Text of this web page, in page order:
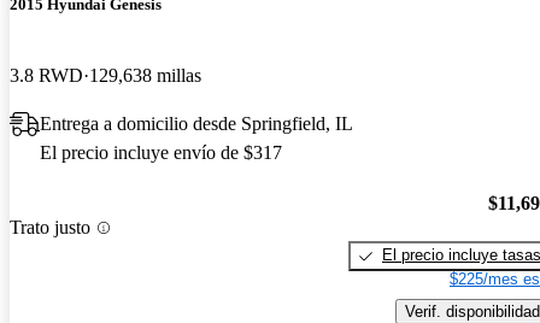
2015 Hyundai Genesis
3.8 RWD 129,638 millas
Entrega a domicilio desde Springfield, IL
El precio incluye envío de $317
Trato justo
El precio incluye tasas
$225/mes
Verif. disponibilidad